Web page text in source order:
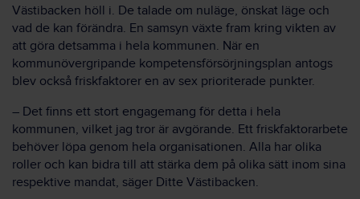
Västibacken höll i. De talade om nuläge, önskat läge och
vad de kan förändra. En samsyn växte fram kring vikten av
att göra detsamma i hela kommunen. När en
kommunövergripande kompetensförsörjningsplan antogs
blev också friskfaktorer en av sex prioriterade punkter.
– Det finns ett stort engagemang för detta i hela
kommunen, vilket jag tror är avgörande. Ett friskfaktorarbete
behöver löpa genom hela organisationen. Alla har olika
roller och kan bidra till att stärka dem på olika sätt inom sina
respektive mandat, säger Ditte Västibacken.